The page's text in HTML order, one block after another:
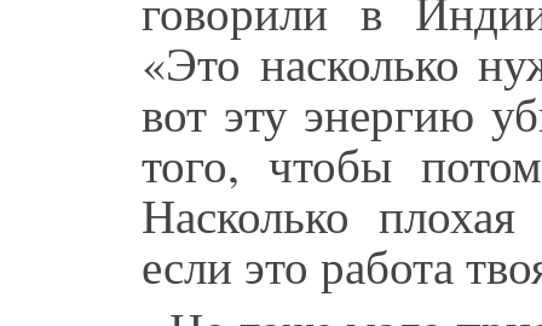
«Это насколько
вот эту энергию
того, чтобы
Насколько
если это работа